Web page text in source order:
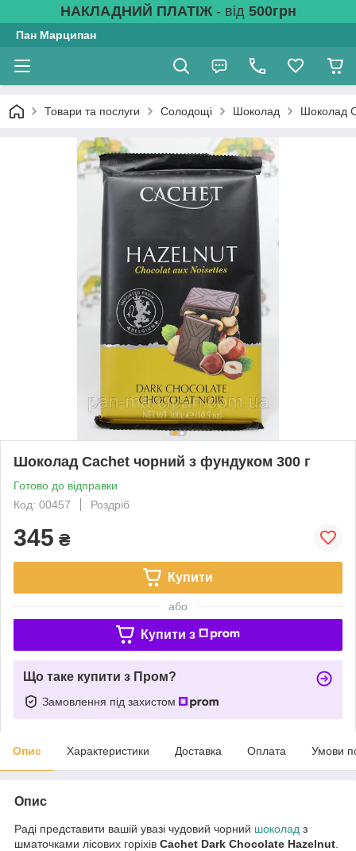
НАКЛАДНИЙ ПЛАТІЖ- від 500грн
Пан Марципан
Товари та послуги Солодощі Шоколад Шоколад
Шоколад Cachet чорний з фундуком 300 г
Готово до відправки
Код: 00457
Роздріб
345 ₴
Купити
або
Купити з
Що таке купити з Пром?
Замовлення під захистом
Опис Характеристики Доставка Оплата Умови
Опис
Раді представити вашій увазі чудовий чорний шоколад з
шматочками лісових горіхів Cachet Dark Chocolate Hazelnut